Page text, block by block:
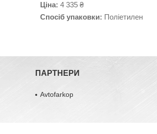
Ціна: 4 335 ₴
Спосіб упаковки: Поліетилен
ПАРТНЕРИ
Avtofarkop